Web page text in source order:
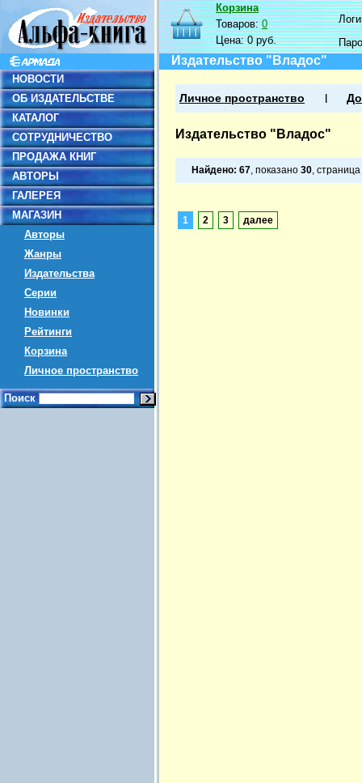
НОВОСТИ
ОБ ИЗДАТЕЛЬСТВЕ
КАТАЛОГ
СОТРУДНИЧЕСТВО
ПРОДАЖА КНИГ
АВТОРЫ
ГАЛЕРЕЯ
МАГАЗИН
Авторы
Жанры
Издательства
Серии
Новинки
Рейтинги
Корзина
Личное пространство
Поиск
Корзина
Товаров:0
Цена:0 руб.
Издательство "Владос"
Личное пространство
Издательство "Владос"
Найдено: 67, показано 30, страница
1 2 3 далее